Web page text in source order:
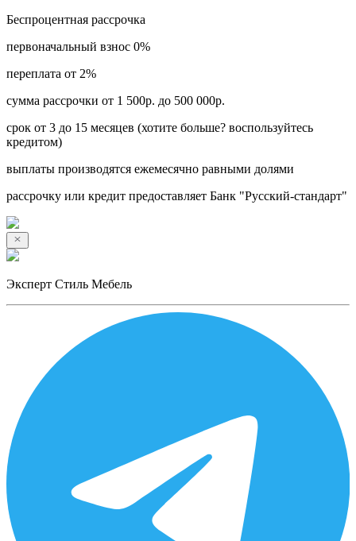
Беспроцентная рассрочка
первоначальный взнос 0%
переплата от 2%
сумма рассрочки от 1 500р. до 500 000р.
срок от 3 до 15 месяцев (хотите больше? воспользуйтесь
кредитом)
выплаты производятся ежемесячно равными долями
рассрочку или кредит предоставляет Банк "Русский-стандарт"
Эксперт Стиль Мебель